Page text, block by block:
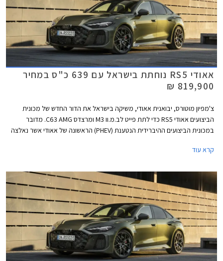
אאודי RS5 נוחתת בישראל עם 639 כ"ס במחיר
819,900 ₪
צ'מפיון מוטורס, יבואנית אאודי, משיקה בישראל את הדור החדש של מכונית
הביצועים אאודי RS5 כדי לתת פייט לב.מ.וו M3 ומרצדס C63 AMG. מדובר
במכונית הביצועים ההיברידית הנטענת (PHEV) הראשונה של אאודי אשר נאלצה
באירופה, ומשקל עודף ידוע כאחד האויבים הגדולים ביותר של כל מכונית ספורט.
דגמי RS הודות לדיפרנציאל אחורי חדש ומתקדם. מצד שני, כעת יכולה אאודי
להתפאר בהספק מרשים של 639 כ"ס המאפשר שיגור 0-100 קמ"ש תוך 3.6
שניות כיאה למפלצת ביצועים. המחיר עומד על 819,900 ₪.
קרא עוד